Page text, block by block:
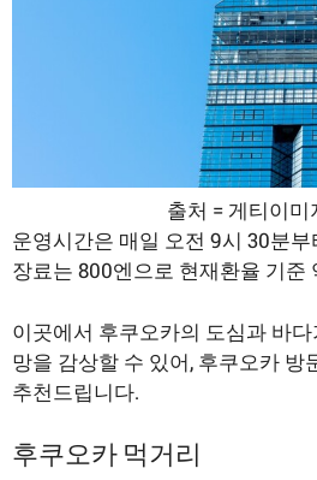
출처 = 게티이미
운영시간은 매일 오전 9시 30분부
장료는 800엔으로 현재환율 기준
이곳에서 후쿠오카의 도심과 바
망을 감상할 수 있어, 후쿠오카 방
추천드립니다.
후쿠오카 먹거리